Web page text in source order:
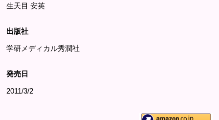
生天目 安英
出版社
学研メディカル秀潤社
発売日
2011/3/2